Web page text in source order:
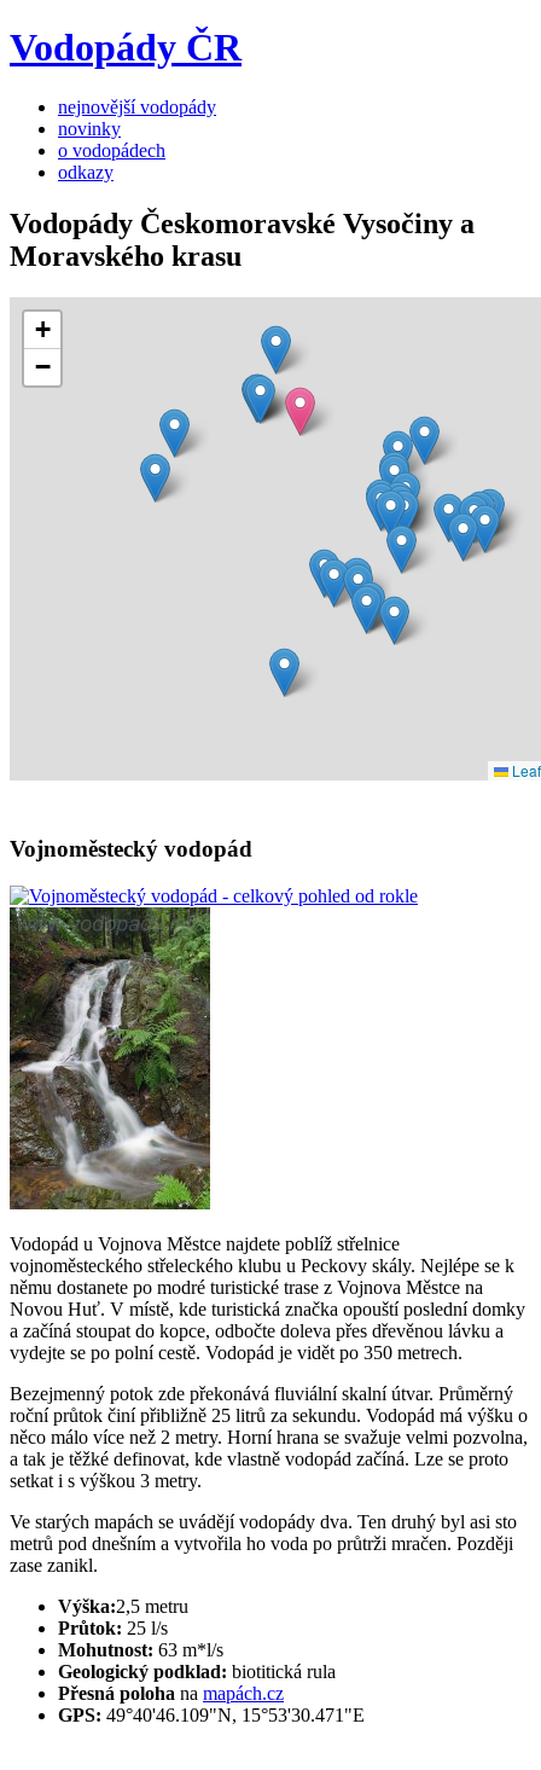
Vodopády ČR
nejnovější vodopády
novinky
o vodopádech
odkazy
Vodopády Českomoravské Vysočiny a
Moravského krasu
+
−
Vojnoměstecký vodopád
Vodopád u Vojnova Městce najdete poblíž střelnice
vojnoměsteckého střeleckého klubu u Peckovy skály. Nejlépe se k
němu dostanete po modré turistické trase z Vojnova Městce na
Novou Huť. V místě, kde turistická značka opouští poslední domky
a začíná stoupat do kopce, odbočte doleva přes dřevěnou lávku a
vydejte se po polní cestě. Vodopád je vidět po 350 metrech.
Bezejmenný potok zde překonává fluviální skalní útvar. Průměrný
roční průtok činí přibližně 25 litrů za sekundu. Vodopád má výšku o
něco málo více než 2 metry. Horní hrana se svažuje velmi pozvolna,
a tak je těžké definovat, kde vlastně vodopád začíná. Lze se proto
setkat i s výškou 3 metry.
Ve starých mapách se uvádějí vodopády dva. Ten druhý byl asi sto
metrů pod dnešním a vytvořila ho voda po průtrži mračen. Později
zase zanikl.
Výška:2,5 metru
Průtok: 25 l/s
Mohutnost: 63 m*l/s
Geologický podklad: biotitická rula
Přesná poloha na mapách.cz
GPS: 49°40'46.109"N, 15°53'30.471"E